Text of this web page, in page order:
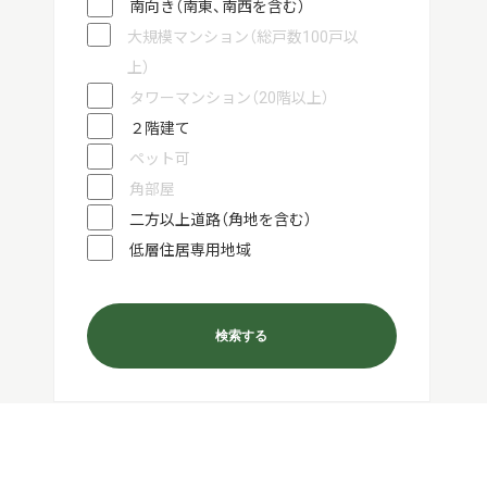
南向き（南東、南西を含む）
大規模マンション（総戸数100戸以
上）
タワーマンション（20階以上）
２階建て
ペット可
角部屋
二方以上道路（角地を含む）
低層住居専用地域